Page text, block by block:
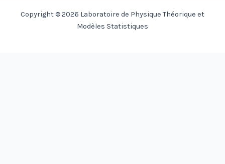
Copyright © 2026 Laboratoire de Physique Théorique et
Modèles Statistiques